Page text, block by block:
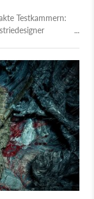
bieten, bleibt
1: »Ich möchte
bin der größte
mit doppelter
die Kommentare!
Testkammern: